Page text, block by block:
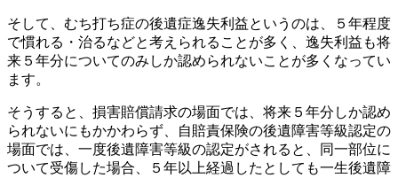
そして、むち打ち症の後遺症逸失利益というのは、５年程度
で慣れる・治るなどと考えられることが多く、逸失利益も将
来５年分についてのみしか認められないことが多くなってい
ます。
そうすると、損害賠償請求の場面では、将来５年分しか認め
られないにもかかわらず、自賠責保険の後遺障害等級認定の
場面では、一度後遺障害等級の認定がされると、同一部位に
ついて受傷した場合、５年以上経過したとしても一生後遺障